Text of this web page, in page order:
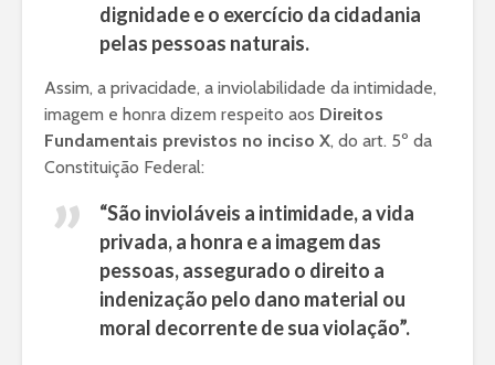
dignidade e o exercício da cidadania
pelas pessoas naturais.
Assim, a privacidade, a inviolabilidade da intimidade,
imagem e honra dizem respeito aos Direitos
Fundamentais previstos no inciso X, do art. 5º da
Constituição Federal:
“São invioláveis a intimidade, a vida
privada, a honra e a imagem das
pessoas, assegurado o direito a
indenização pelo dano material ou
moral decorrente de sua violação”.